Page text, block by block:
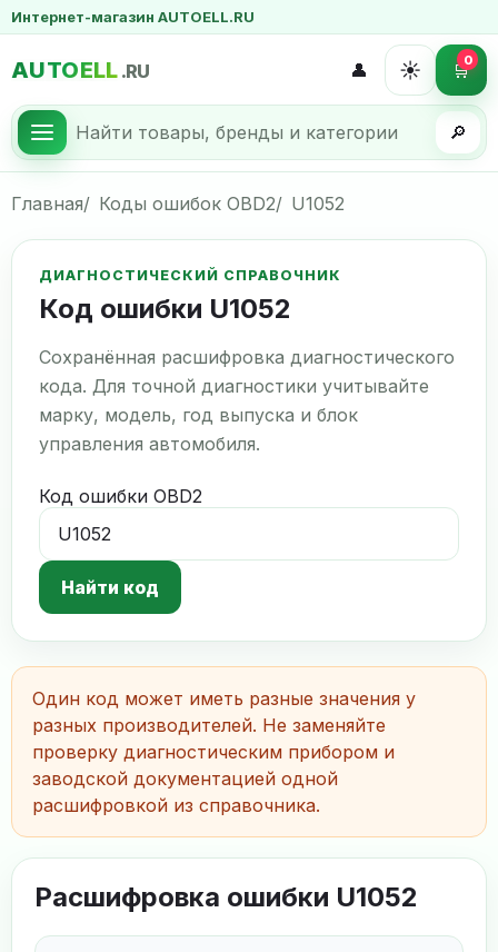
Интернет-магазин AUTOELL.RU
AUTOELL .RU
🔎
👤 ☀️ 🛒0
Главная Коды ошибок OBD2 U1052
ДИАГНОСТИЧЕСКИЙ СПРАВОЧНИК
Код ошибки U1052
Сохранённая расшифровка диагностического
кода. Для точной диагностики учитывайте
марку, модель, год выпуска и блок
управления автомобиля.
Код ошибки OBD2
Найти код
Один код может иметь разные значения у
разных производителей. Не заменяйте
проверку диагностическим прибором и
заводской документацией одной
расшифровкой из справочника.
Расшифровка ошибки U1052